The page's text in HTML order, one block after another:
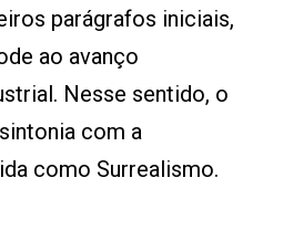
parágrafos iniciais,
ao avanço
Nesse sentido, o
com a
como Surrealismo.